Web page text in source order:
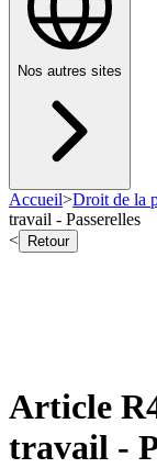
Nos autres sites
Accueil>Droit de la
travail - Passerelles
<
Retour
Article
travail -